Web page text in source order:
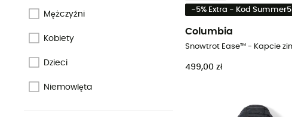
Mężczyźni
Kobiety
Dzieci
Niemowlęta
-5% Extra - Kod Summer5
Columbia
499,00 zł